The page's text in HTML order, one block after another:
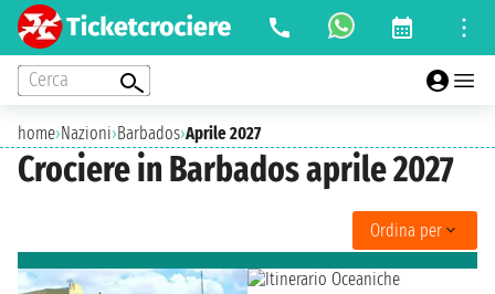
Cerca
home›Nazioni›Barbados›Aprile 2027
Crociere in Barbados aprile 2027
Ordina per